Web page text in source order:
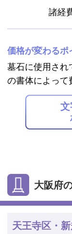
諸経
価格が変わるポ
墓石に使用され
の書体によって
文
大阪府
天王寺区・